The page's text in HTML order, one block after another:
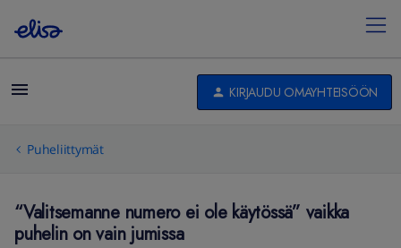
KIRJAUDU OMAYHTEISÖÖN
Puheliittymät
“Valitsemanne numero ei ole käytössä” vaikka
puhelin on vain jumissa